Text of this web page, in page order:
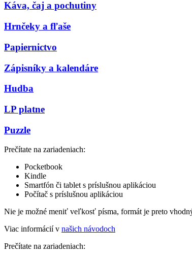
Káva, čaj a pochutiny
Hrnčeky a fľaše
Papiernictvo
Zápisníky a kalendáre
Hudba
LP platne
Puzzle
Prečítate na zariadeniach:
Pocketbook
Kindle
Smartfón či tablet s príslušnou aplikáciou
Počítač s príslušnou aplikáciou
Nie je možné meniť veľkosť písma, formát je preto
Viac informácií v našich návodoch
Prečítate na zariadeniach: